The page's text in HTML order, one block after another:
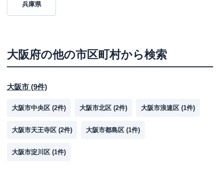
兵庫県
大阪府の他の市区町村から検索
大阪市 (9件)
大阪市中央区 (2件) 大阪市北区 (2件) 大阪市浪速区 (1件)
大阪市天王寺区 (2件) 大阪市都島区 (1件)
大阪市淀川区 (1件)